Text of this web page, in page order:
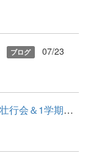
ブログ
07/23
夏の主役たちへ！表彰式・インターハイ壮行会＆1学期終業式